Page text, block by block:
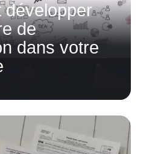
développer
de
dans votre